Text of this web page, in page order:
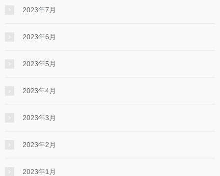
2023年7月
2023年6月
2023年5月
2023年4月
2023年3月
2023年2月
2023年1月